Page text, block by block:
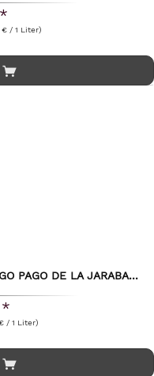
€ / 1 Liter)
PAGO DE LA JARABA...
/ 1 Liter)